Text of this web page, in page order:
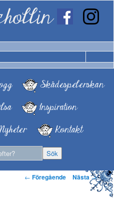
Skådespelerskan
Inspiration
Nyheter Kontakt
Inläggsnavigering
← Föregående Nästa→